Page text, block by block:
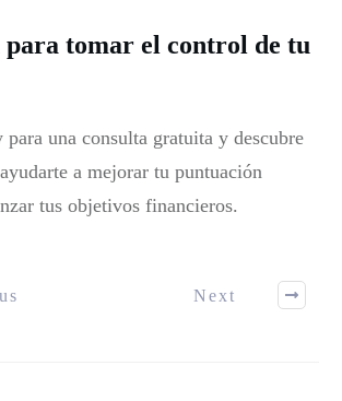
para tomar el control de tu
para una consulta gratuita y descubre
a mejorar tu puntuación
tus objetivos financieros.
Next